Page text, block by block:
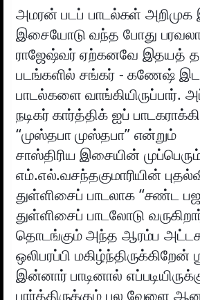
அமரன் படப் பாடல்கள்
இசையோடு வந்த போது
ராஜேஷ்வர் ஏற்கனவே இதயத்
படங்களில் சங்கர் - கணேஷ்
பாடல்களை வாங்கியிருப்பார்.
நடிகர் கார்த்திக் ஐப்
“முஸ்தபா முஸ்தபா” என்றும்
சாஸ்திரிய இசையின்
எம்.எல்.வசந்தகுமாரியின்
துள்ளிசைப் பாடலாக “சண்ட
துள்ளிசைப் பாடலோடு
தொடங்கும் அந்த ஆரம்ப
ஒலிபரப்பி
இன்னார் பாடினால்
பார்த்திருக்கும் பல வேளை